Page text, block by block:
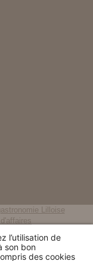
Lilloise
des congrès de Lille
style rétro à Lille
l’utilisation de
son bon
des cookies